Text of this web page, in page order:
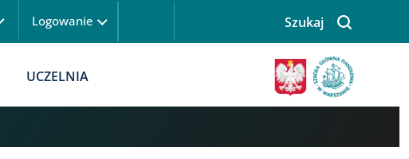
Menu logowanie
Logowanie
Szukaj
UCZELNIA
Obraz